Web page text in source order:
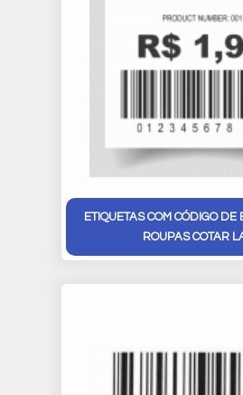
ETIQUETAS COM CÓDIGO
ROUPAS COTAR